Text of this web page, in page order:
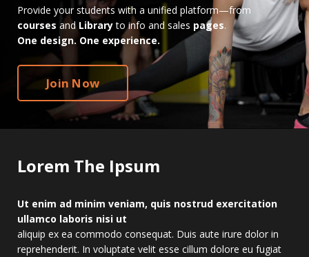
Provide your students with a unified platform—from
courses andLibraryto info and sales pages.
One design. One experience.
Join Now
Lorem The Ipsum
Ut enim ad minim veniam, quis nostrud exercitation
ullamco laboris nisi ut
aliquip ex ea commodo consequat. Duis aute irure dolor in
reprehenderit. In voluptate velit esse cillum dolore eu fugiat